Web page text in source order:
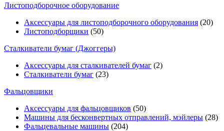
Листоподборочное оборудование
Аксессуары для листоподборочного оборудования (20)
Листоподборщики (50)
Сталкиватели бумаг (Джоггеры)
Аксессуары для сталкивателей бумаг (2)
Сталкиватели бумаг (23)
Фальцовщики
Аксессуары для фальцовщиков (50)
Машины для бесконвертных отправлений, мэйлеры (28)
Фальцевальные машины (204)